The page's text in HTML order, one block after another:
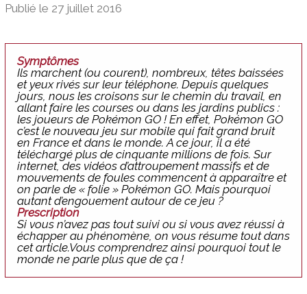
Publié le 27 juillet 2016
Symptômes
Ils marchent (ou courent), nombreux, têtes baissées
et yeux rivés sur leur téléphone. Depuis quelques
jours, nous les croisons sur le chemin du travail, en
allant faire les courses ou dans les jardins publics :
les joueurs de Pokémon GO ! En effet, Pokémon GO
c’est le nouveau jeu sur mobile qui fait grand bruit
en France et dans le monde. A ce jour, il a été
téléchargé plus de cinquante millions de fois. Sur
internet, des vidéos d’attroupement massifs et de
mouvements de foules commencent à apparaître et
on parle de « folie » Pokémon GO. Mais pourquoi
autant d’engouement autour de ce jeu ?
Prescription
Si vous n’avez pas tout suivi ou si vous avez réussi à
échapper au phénomène, on vous résume tout dans
cet article.Vous comprendrez ainsi pourquoi tout le
monde ne parle plus que de ça !